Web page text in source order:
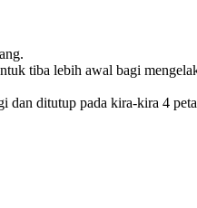
tiba lebih awal bagi
dan ditutup pada kira-kira 4